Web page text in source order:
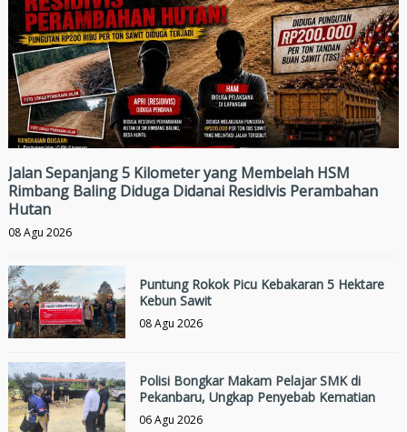
Jalan Sepanjang 5 Kilometer yang Membelah HSM
Rimbang Baling Diduga Didanai Residivis Perambahan
Hutan
08 Agu 2026
Puntung Rokok Picu Kebakaran 5 Hektare
Kebun Sawit
08 Agu 2026
Polisi Bongkar Makam Pelajar SMK di
Pekanbaru, Ungkap Penyebab Kematian
06 Agu 2026